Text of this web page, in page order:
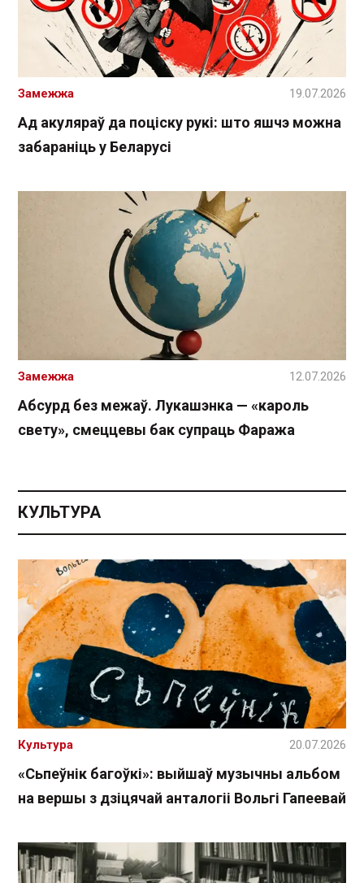
Ад акуляраў да поціску рукі: што яшчэ можна
забараніць у Беларусі
Замежжа 19.07.2026
Абсурд без межаў. Лукашэнка — «кароль
свету», смеццевы бак супраць Фаража
Замежжа 12.07.2026
КУЛЬТУРА
«Сьпеўнік багоўкі»: выйшаў музычны альбом
на вершы з дзіцячай анталогіі Вольгі Гапеевай
Культура 20.07.2026